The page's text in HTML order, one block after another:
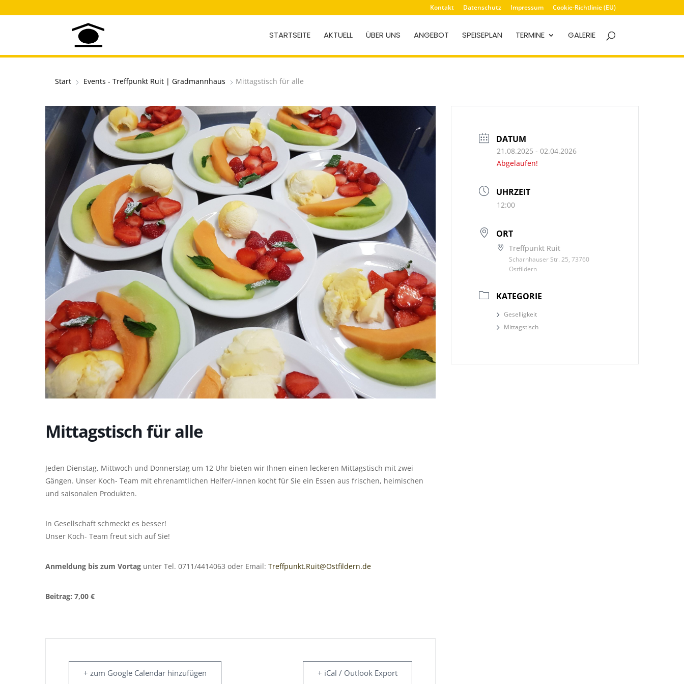
Kontakt Datenschutz Impressum Cookie-Richtlinie (EU)
STARTSEITE AKTUELL ÜBER UNS ANGEBOT SPEISEPLAN TERMINE GALERIE
Start Events - Treffpunkt Ruit | Gradmannhaus Mittagstisch für alle
Mittagstisch für alle
Jeden Dienstag, Mittwoch und Donnerstag um 12 Uhr bieten wir Ihnen einen leckeren Mittagstisch mit zwei
Gängen. Unser Koch- Team mit ehrenamtlichen Helfer/-innen kocht für Sie ein Essen aus frischen, heimischen
und saisonalen Produkten.
In Gesellschaft schmeckt es besser!
Unser Koch- Team freut sich auf Sie!
Anmeldung bis zum Vortag unter Tel. 0711/4414063 oder Email: Treffpunkt.Ruit@Ostfildern.de
Beitrag: 7,00 €
+ zum Google Calendar hinzufügen + iCal / Outlook Export
DATUM
21.08.2025 - 02.04.2026
Abgelaufen!
UHRZEIT
12:00
ORT
Treffpunkt Ruit
Scharnhauser Str. 25, 73760
Ostfildern
KATEGORIE
Geselligkeit
Mittagstisch